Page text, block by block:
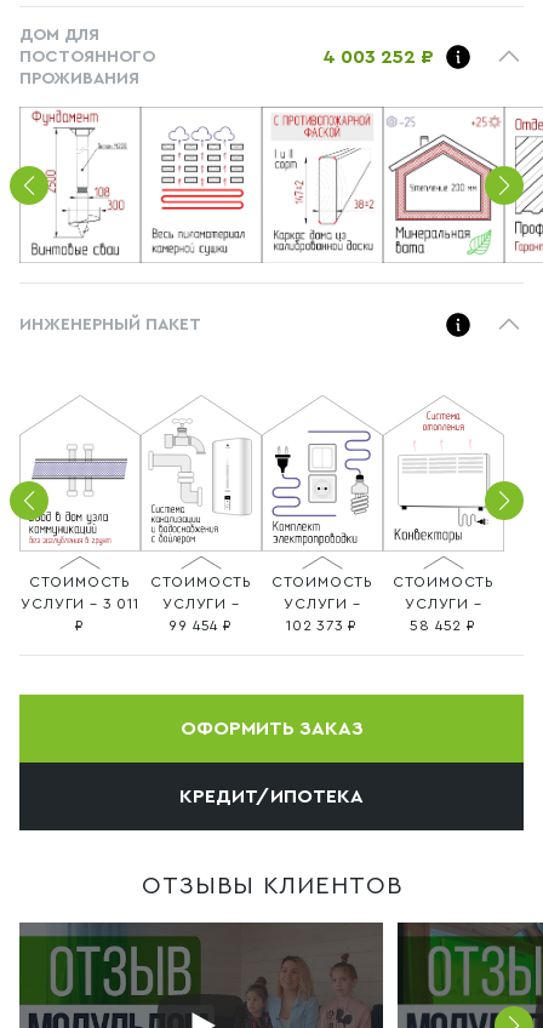
ДОМ ДЛЯ
ПОСТОЯННОГО
ПРОЖИВАНИЯ
4 003 252 ₽
ИНЖЕНЕРНЫЙ ПАКЕТ
СТОИМОСТЬ
УСЛУГИ – 3 011
СТОИМОСТЬ
УСЛУГИ –
99 454
СТОИМОСТЬ
УСЛУГИ –
102 373
СТОИМОСТЬ
УСЛУГИ –
58 452
ОФОРМИТЬ ЗАКАЗ
КРЕДИТ/ИПОТЕКА
ОТЗЫВЫ КЛИЕНТОВ